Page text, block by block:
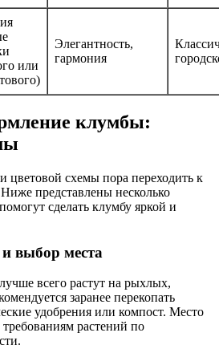
или
Элегантность,
гармония
клумбы:
цветовой схемы пора переходить к
представлены несколько
сделать клумбу яркой и
выбор места
всего растут на рыхлых,
заранее перекопать
удобрения или компост. Место
требованиям растений по